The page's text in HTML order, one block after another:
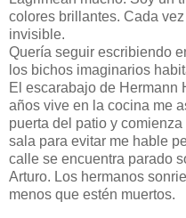
colores brillantes. Cada
invisible.
Quería seguir escribiendo
los bichos imaginarios
El escarabajo de Hermann
años vive en la cocina me
puerta del patio y
sala para evitar me hable
calle se encuentra parado
Arturo. Los hermanos
menos que estén muertos.